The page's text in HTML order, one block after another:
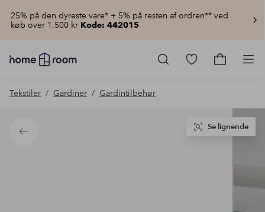
25% på den dyreste vare* + 5% på resten af ordren** ved
køb over 1.500 kr Kode: 442015
Homeroom
–
hjemmet
pris
Gå
Gå
Tekstiler Gardiner Gardintilbehør
Tilbage
Se lignende